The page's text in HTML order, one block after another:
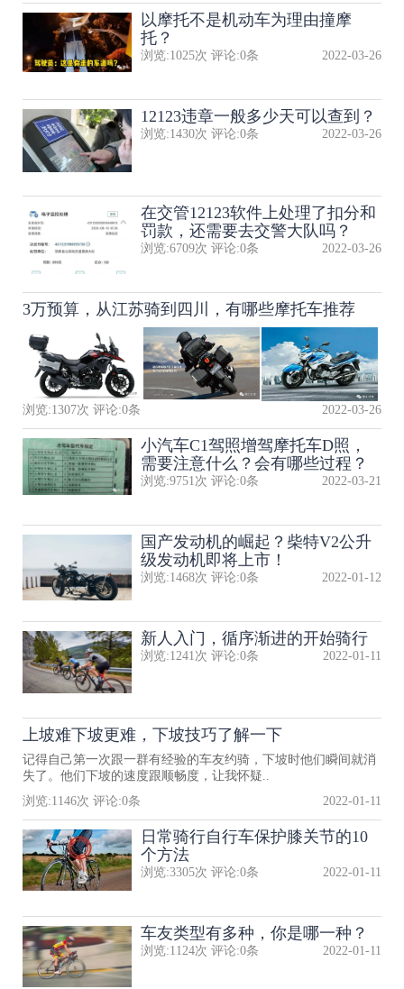
以摩托不是机动车为理由撞摩
托？
浏览:1025次 评论:0条 2022-03-26
12123违章一般多少天可以查到？
浏览:1430次 评论:0条 2022-03-26
在交管12123软件上处理了扣分和
罚款，还需要去交警大队吗？
浏览:6709次 评论:0条 2022-03-26
3万预算，从江苏骑到四川，有哪些摩托车推荐
浏览:1307次 评论:0条 2022-03-26
小汽车C1驾照增驾摩托车D照，
需要注意什么？会有哪些过程？
浏览:9751次 评论:0条 2022-03-21
国产发动机的崛起？柴特V2公升
级发动机即将上市！
浏览:1468次 评论:0条 2022-01-12
新人入门，循序渐进的开始骑行
浏览:1241次 评论:0条 2022-01-11
上坡难下坡更难，下坡技巧了解一下
记得自己第一次跟一群有经验的车友约骑，下坡时他们瞬间就消
失了。他们下坡的速度跟顺畅度，让我怀疑..
浏览:1146次 评论:0条 2022-01-11
日常骑行自行车保护膝关节的10
个方法
浏览:3305次 评论:0条 2022-01-11
车友类型有多种，你是哪一种？
浏览:1124次 评论:0条 2022-01-11